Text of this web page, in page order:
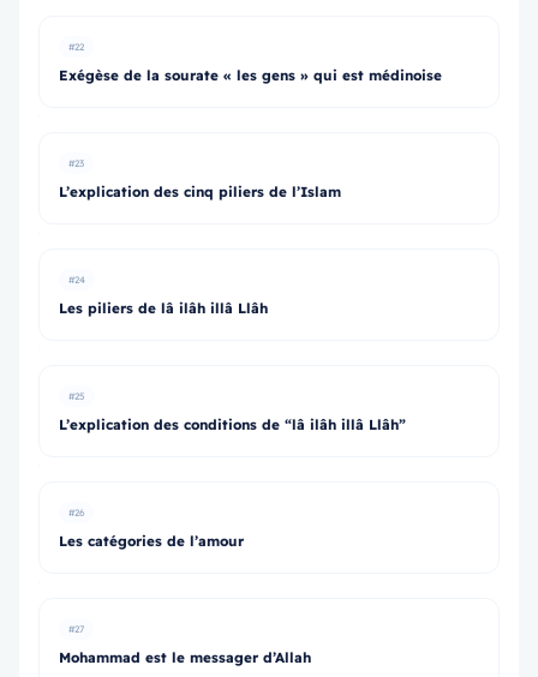
#22
Exégèse de la sourate « les gens » qui est médinoise
#23
L’explication des cinq piliers de l’Islam
#24
Les piliers de lâ ilâh illâ Llâh
#25
L’explication des conditions de “lâ ilâh illâ Llâh”
#26
Les catégories de l’amour
#27
Mohammad est le messager d’Allah